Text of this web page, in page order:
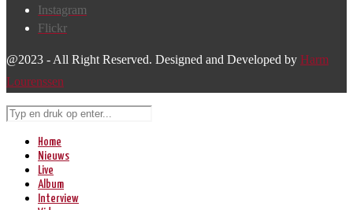
Instagram
Flickr
@2023 - All Right Reserved. Designed and Developed by Harm
Lourenssen
Home
Nieuws
Live
Album
Interview